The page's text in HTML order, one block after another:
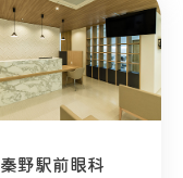
秦野駅前眼科